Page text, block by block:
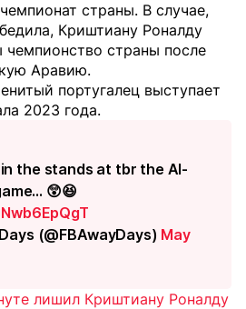
страны. В случае,
Криштиану Роналду
чемпионство страны после
Аравию.
португалец выступает
2023 года.
the stands at tbr the Al-
😲😆
(@FBAwayDays) May
лишил Криштиану Роналду